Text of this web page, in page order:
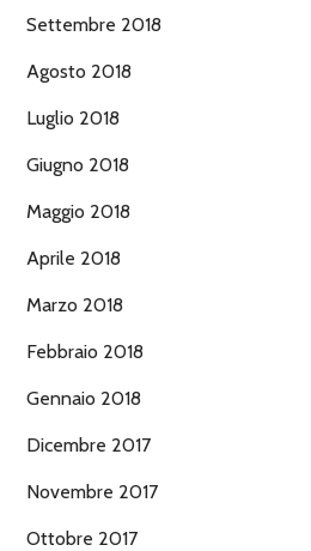
Settembre 2018
Agosto 2018
Luglio 2018
Giugno 2018
Maggio 2018
Aprile 2018
Marzo 2018
Febbraio 2018
Gennaio 2018
Dicembre 2017
Novembre 2017
Ottobre 2017